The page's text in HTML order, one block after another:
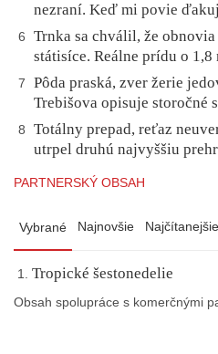
nezraní. Keď mi povie
6
Trnka sa chválil, že
státisíce. Reálne prídu o
7
Pôda praská, zver žerie
Trebišova opisuje storočné
8
Totálny prepad, reťaz
utrpel druhú najvyššiu
PARTNERSKÝ OBSAH
Vybrané Najnovšie Najčítanejšie
Tropické šestonedelie
Obsah spolupráce s komerčnými